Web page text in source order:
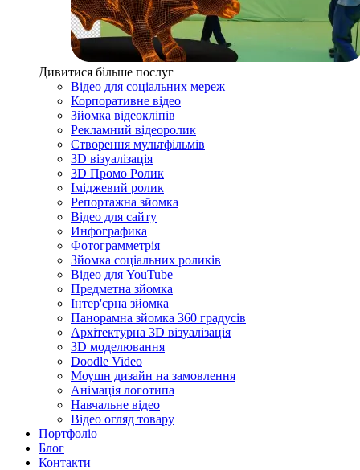
Дивитися більше послуг
Відео для соціальних мереж
Корпоративне відео
Зйомка відеокліпів
Рекламний відеоролик
Створення мультфільмів
3D візуалізація
3D Промо Ролик
Іміджевий ролик
Репортажна зйомка
Відео для сайту
Инфографика
Фотограмметрія
Зйомка соціальних роликів
Відео для YouTube
Предметна зйомка
Інтер'єрна зйомка
Панорамна зйомка 360 градусів
Архітектурна 3D візуалізація
3D моделювання
Doodle Video
Моушн дизайн на замовлення
Анімація логотипа
Навчальне відео
Відео огляд товару
Портфоліо
Блог
Контакти